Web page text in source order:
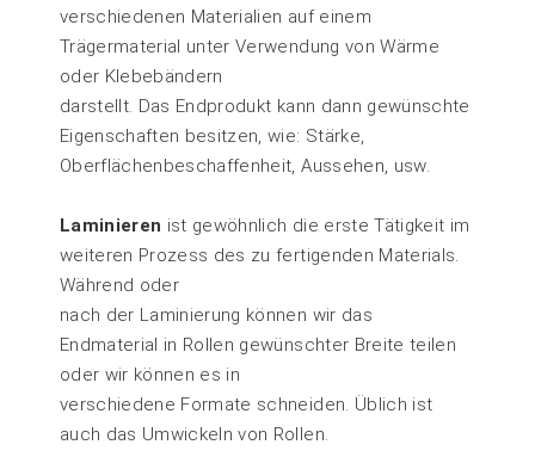
verschiedenen Materialien auf einem
Trägermaterial unter Verwendung von Wärme
oder Klebebändern
darstellt. Das Endprodukt kann dann gewünschte
Eigenschaften besitzen, wie: Stärke,
Oberflächenbeschaffenheit, Aussehen, usw.
Laminieren ist gewöhnlich die erste Tätigkeit im
weiteren Prozess des zu fertigenden Materials.
Während oder
nach der Laminierung können wir das
Endmaterial in Rollen gewünschter Breite teilen
oder wir können es in
verschiedene Formate schneiden. Üblich ist
auch das Umwickeln von Rollen.